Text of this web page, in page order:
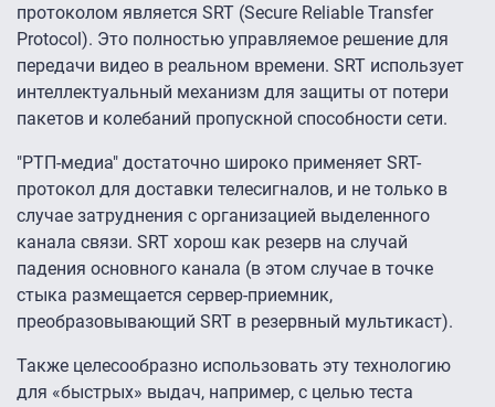
протоколом является SRT (Secure Reliable Transfer
Protocol). Это полностью управляемое решение для
передачи видео в реальном времени. SRT использует
интеллектуальный механизм для защиты от потери
пакетов и колебаний пропускной способности сети.
"РТП-медиа" достаточно широко применяет SRT-
протокол для доставки телесигналов, и не только в
случае затруднения с организацией выделенного
канала связи. SRT хорош как резерв на случай
падения основного канала (в этом случае в точке
стыка размещается сервер-приемник,
преобразовывающий SRT в резервный мультикаст).
Также целесообразно использовать эту технологию
для «быстрых» выдач, например, с целью теста